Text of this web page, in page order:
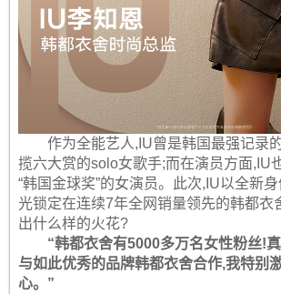
作为全能艺人,IU曾是韩国最强记录
揽六大赏的solo女歌手;而在演员方面,IU
“韩国金球奖”的女演员。此次,IU以全新
光锁定在连续7年全网销量领先的韩都衣
出什么样的火花?
“韩都衣舍有5000多万名女性粉丝!
与如此优秀的品牌韩都衣舍合作,我特别
心。”